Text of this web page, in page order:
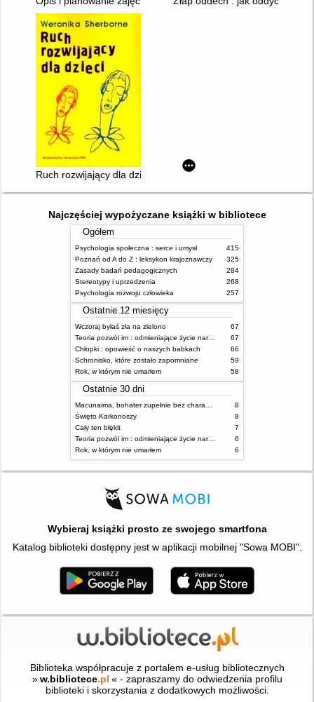
Ruch rozwijający dla dzieci
Najczęściej wypożyczane książki w bibliotece
Ogółem
Psychologia społeczna : serce i umysł
415
Poznań od A do Z : leksykon krajoznawczy
325
Zasady badań pedagogicznych
284
Stereotypy i uprzedzenia
268
Psychologia rozwoju człowieka
257
Ostatnie 12 miesięcy
Wczoraj byłaś zła na zielono
67
Teoria pozwól im : odmieniające życie narzędzie, o którym mówią miliony ludzi
67
Chłopki : opowieść o naszych babkach
66
Schronisko, które zostało zapomniane
59
Rok, w którym nie umarłem
58
Ostatnie 30 dni
8
Święto Karkonoszy
8
Cały ten błękit
7
Teoria pozwól im : odmieniające życie narzędzie, o którym mówią miliony ludzi
6
Rok, w którym nie umarłem
6
Wybieraj książki prosto ze swojego smartfona
Katalog biblioteki dostępny jest w aplikacji mobilnej "Sowa MOBI".
Biblioteka współpracuje z portalem e-usług bibliotecznych
» w.bibliotece.pl « - zapraszamy do odwiedzenia profilu
biblioteki i skorzystania z dodatkowych możliwości.